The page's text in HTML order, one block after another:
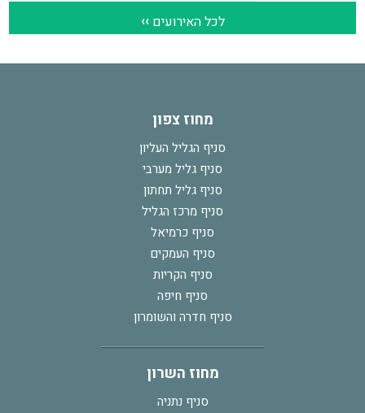
מחוז צפון
סניף הגליל העליון
סניף גליל מערבי
סניף גליל תחתון
סניף מרכז הגליל
סניף כרמיאל
סניף העמקים
סניף הקריות
סניף חיפה
סניף חדרה והשומרון
מחוז השרון
סניף נתניה